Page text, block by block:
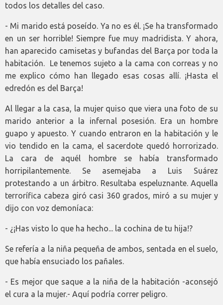
todos los detalles del caso.
- Mi marido está poseído. Ya no es él. ¡Se ha transformado
en un ser horrible! Siempre fue muy madridista. Y ahora,
han aparecido camisetas y bufandas del Barça por toda la
habitación. Le tenemos sujeto a la cama con correas y no
me explico cómo han llegado esas cosas allí. ¡Hasta el
edredón es del Barça!
Al llegar a la casa, la mujer quiso que viera una foto de su
marido anterior a la infernal posesión. Era un hombre
guapo y apuesto. Y cuando entraron en la habitación y le
vio tendido en la cama, el sacerdote quedó horrorizado.
La cara de aquél hombre se había transformado
horripilantemente. Se asemejaba a Luis Suárez
protestando a un árbitro. Resultaba espeluznante. Aquella
terrorífica cabeza giró casi 360 grados, miró a su mujer y
dijo con voz demoníaca:
- ¿¡Has visto lo que ha hecho... la cochina de tu hija!?
Se refería a la niña pequeña de ambos, sentada en el suelo,
que había ensuciado los pañales.
- Es mejor que saque a la niña de la habitación -aconsejó
el cura a la mujer.- Aquí podría correr peligro.